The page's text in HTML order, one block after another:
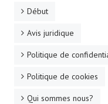
Début
Avis juridique
Politique de
Politique de cookies
Qui sommes nous?